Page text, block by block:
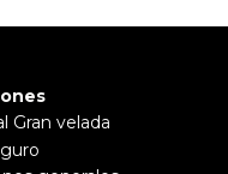
Gran velada